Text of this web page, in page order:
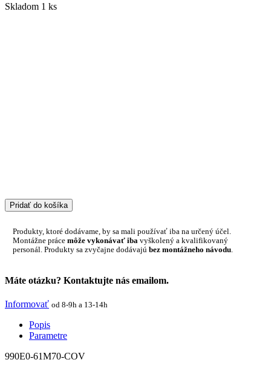
Skladom 1 ks
Pridať do košíka
Produkty, ktoré dodávame, by sa mali používať iba na určený účel.
Montážne práce môže vykonávať iba vyškolený a kvalifikovaný
personál. Produkty sa zvyčajne dodávajú bez montážneho návodu
Máte otázku? Kontaktujte nás emailom.
Informovať od 8-9h a 13-14h
Popis
Parametre
990E0-61M70-COV